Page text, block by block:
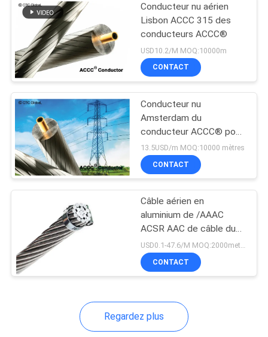
POLITIQUE
CONFIDENTIALITÉ
Conducteur nu aérien
Lisbon ACCC 315 des
conducteurs ACCC®
USD10.2/M MOQ:10000m
CONTACT
Conducteur nu
Amsterdam du
conducteur ACCC® pour
le transport d'énergie de
fond
13.5USD/m MOQ:10000 mètres
CONTACT
Câble aérien en
aluminium de /AAAC
ACSR AAC de câble du
conducteur AAC/tous
conducteur de
l'aluminium AAC
USD0.1-47.6/M MOQ:2000meter
CONTACT
Regardez plus